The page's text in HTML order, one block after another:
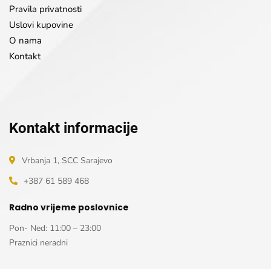
Pravila privatnosti
Uslovi kupovine
O nama
Kontakt
Kontakt informacije
Vrbanja 1, SCC Sarajevo
+387 61 589 468
Radno vrijeme poslovnice
Pon- Ned: 11:00 – 23:00
Praznici neradni